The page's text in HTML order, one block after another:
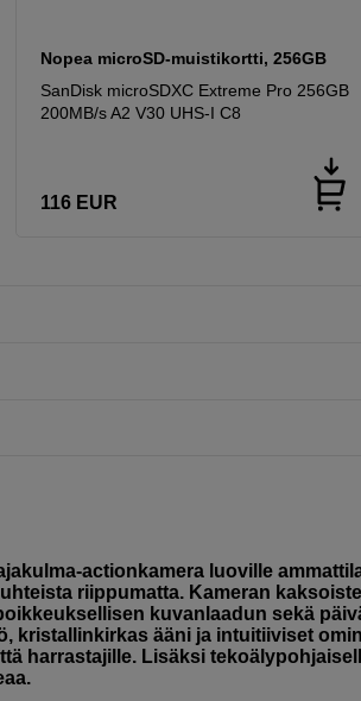
Nopea microSD-muistikortti, 256GB
SanDisk microSDXC Extreme Pro 256GB
200MB/s A2 V30 UHS-I C8
116 EUR
actionkamera luoville
riippumatta. Kameran
kuvanlaadun sekä
kristallinkirkas ääni ja intuitiiviset
harrastajille. Lisäksi